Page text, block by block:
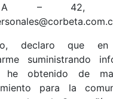
– 42,
declaro que
suministrando
he obtenido de
para la